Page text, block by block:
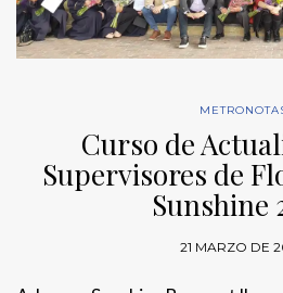
Curso de
Supervisores de
Sunshine
21 MARZO DE